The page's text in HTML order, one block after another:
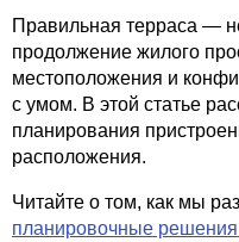
Правильная терраса —
продолжение жилого
местоположения и
с умом. В этой статье
планирования
расположения.
Читайте о том, как мы
планировочные решения